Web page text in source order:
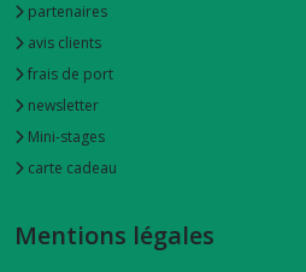
partenaires
avis clients
frais de port
newsletter
Mini-stages
carte cadeau
Mentions légales